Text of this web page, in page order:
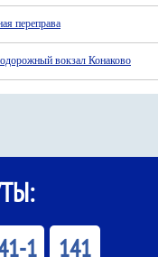
переправа
вокзал Конаково
1 141